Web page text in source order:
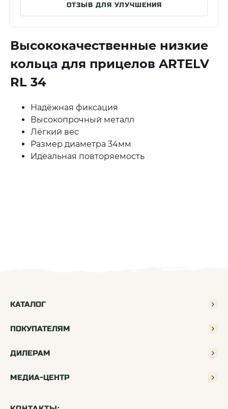
ОТЗЫВ ДЛЯ УЛУЧШЕНИЯ
Высококачественные низкие
кольца для прицелов ARTELV
RL 34
Надёжная фиксация
Высокопрочный металл
Лёгкий вес
Размер диаметра 34мм
Идеальная повторяемость
КАТАЛОГ
ПОКУПАТЕЛЯМ
ДИЛЕРАМ
МЕДИА-ЦЕНТР